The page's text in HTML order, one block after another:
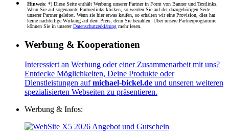
Hinweis: *) Diese Seite enthält Werbung unserer Partner in Form von Banner und Textlinks.
Wenn Sie auf sogenannte Partnerlinks klicken, so werden Sie auf der dazugehörigen Seite
unserer Partner geleitet. Wenn sie hier etwas kaufen, so erhalten wir eine Provision, dies hat
keine nachteilige Wirkung auf dem Preis, denn Sie bezahlen. Über unsere Partnerprogramme
können Sie in unsererDatenschutzerklärung mehr lesen.
Werbung & Kooperationen
Interessiert an Werbung oder einer Zusammenarbeit mit uns?
Entdecke Möglichkeiten, Deine Produkte oder
Dienstleistungen aufmichael-bickel.de und unseren weiteren
spezialisierten Webseiten zu präsentieren.
Werbung & Infos: